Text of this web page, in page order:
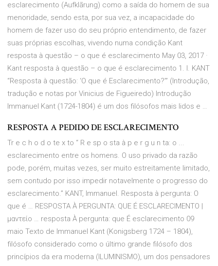
esclarecimento (Aufklãrung) como a saída do homem de sua
menoridade, sendo esta, por sua vez, a incapacidade do
homem de fazer uso do seu próprio entendimento, de fazer
suas próprias escolhas, vivendo numa condição Kant
resposta à questão – o que é esclarecimento May 03, 2017 ·
Kant resposta à questão – o que é esclarecimento 1. I. KANT
“Resposta à questão: ‘O que é Esclarecimento?’” (Introdução,
tradução e notas por Vinicius de Figueiredo) Introdução
Immanuel Kant (1724-1804) é um dos filósofos mais lidos e …
RESPOSTA A PEDIDO DE ESCLARECIMENTO
Tr e c h o d o te x to “ R e sp o sta à p e r g u n ta: o ...
esclarecimento entre os homens. O uso privado da razão
pode, porém, muitas vezes, ser muito estreitamente limitado,
sem contudo por isso impedir notavelmente o progresso do
esclarecimento.” KANT, Immanuel. Resposta à pergunta: O
que é … RESPOSTA À PERGUNTA: QUE É ESCLARECIMENTO |
μαντείο … resposta À pergunta: que É esclarecimento 09
maio Texto de Immanuel Kant (Konigsberg 1724 – 1804),
filósofo considerado como o último grande filósofo dos
princípios da era moderna (ILUMINISMO), um dos pensadores